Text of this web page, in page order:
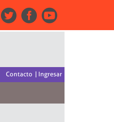
| Ingresar
Contacto